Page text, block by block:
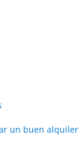
un buen alquiler